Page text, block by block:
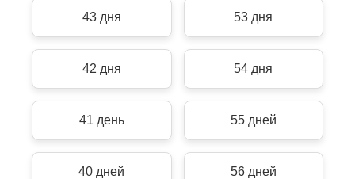
43 дня 53 дня
42 дня 54 дня
41 день 55 дней
40 дней 56 дней